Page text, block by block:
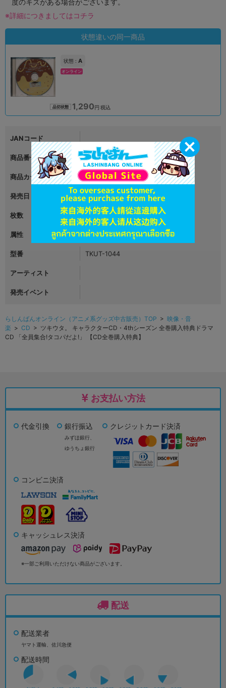
度のキズがある場合がございます。
※詳細につきましてはコチラ
状態違いの同一商品
状態 : A
オンライン
品切状態 1,290円 税込
JANコード
商品番号 L06143723
商品カテゴリ 映像・音楽
発売日 2023年12月29日
枚数 1
属性 BLCD・女性向け企画物
型番 TKUT-1044
アーティスト
発売イベント
らしんばんオンライン（アニメ系グッズ中古販売）TOP > 映像・音
楽 > CD > ツキウタ。 キャラクターCD・4thシーズン 全巻購入特典ドラマ
CD 「全員集合!タコパだよ!」 【CD全巻購入特典】
お支払い方法
代金引換 銀行振込
みずほ銀行、
ゆうちょ銀行
クレジットカード決済
コンビニ決済
キャッシュレス決済
※一部ご利用いただけない商品がございます。
配送
配送業者
ヤマト運輸、佐川急便
配送時間